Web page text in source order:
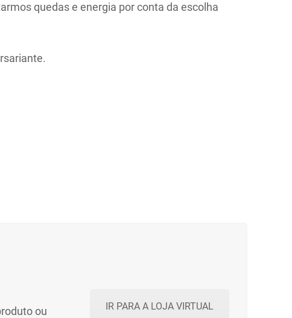
quedas e energia por conta da escolha
ou
IR PARA A LOJA VIRTUAL